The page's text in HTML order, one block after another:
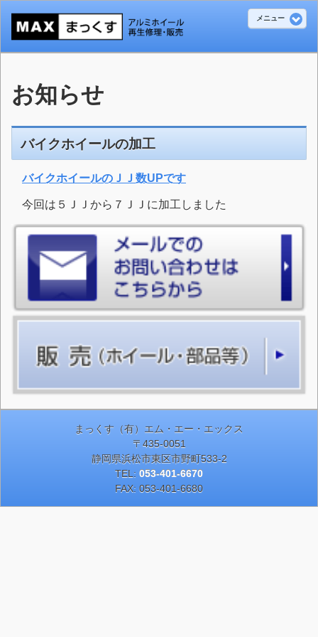
メニュー
お知らせ
バイクホイールの加工
バイクホイールのＪＪ数UPです
今回は５ＪＪから７ＪＪに加工しました
まっくす（有）エム・エー・エックス
〒435-0051
静岡県浜松市東区市野町533-2
TEL: 053-401-6670
FAX: 053-401-6680